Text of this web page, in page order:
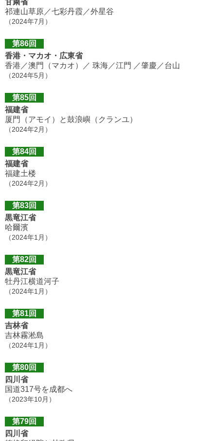
祁連山草原／七彩丹霞／外星谷
（2024年7月）
第86回
香港・マカオ・広東省
香港／澳門（マカオ）／ 珠海／江門 ／肇慶／台山
（2024年5月）
第85回
福建省
厦門（アモイ）と鼓浪嶼（クランユ）
（2024年2月）
第84回
福建省
福建土楼
（2024年2月）
第83回
黒竜江省
哈爾濱
（2024年1月）
第82回
黒竜江省
牡丹江横道河子
（2024年1月）
第81回
吉林省
吉林霧淞島
（2024年1月）
第80回
四川省
国道317号を成都へ
（2023年10月）
第79回
四川省